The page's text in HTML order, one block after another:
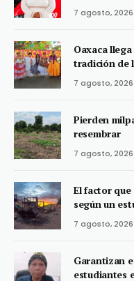
7 agosto, 2026
Oaxaca
tradición de
7 agosto, 2026
Pierden
resembrar
7 agosto, 2026
El factor
según un
7 agosto, 2026
Garantizan
estudiantes